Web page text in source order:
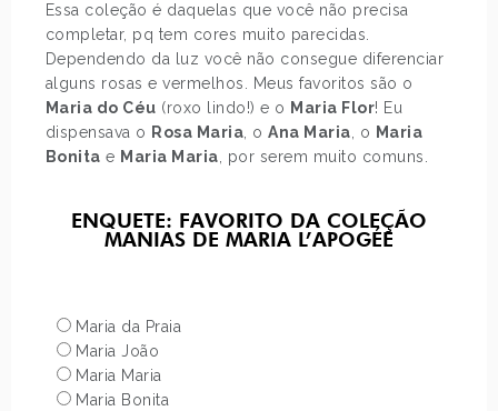
Essa coleção é daquelas que você não precisa
completar, pq tem cores muito parecidas.
Dependendo da luz você não consegue diferenciar
alguns rosas e vermelhos. Meus favoritos são o
Maria do Céu (roxo lindo!) e o Maria Flor! Eu
dispensava o Rosa Maria, oAna Maria, o Maria
Bonita e Maria Maria, por serem muito comuns.
ENQUETE: FAVORITO DA COLEÇÃO
MANIAS DE MARIA L’APOGÉE
Maria da Praia
Maria João
Maria Maria
Maria Bonita